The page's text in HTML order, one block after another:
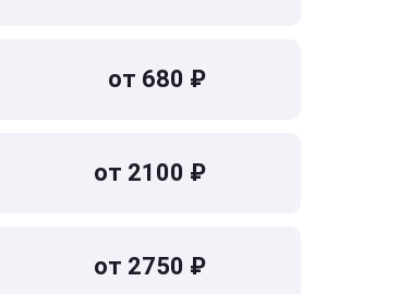
от 680 ₽
от 2100 ₽
от 2750 ₽